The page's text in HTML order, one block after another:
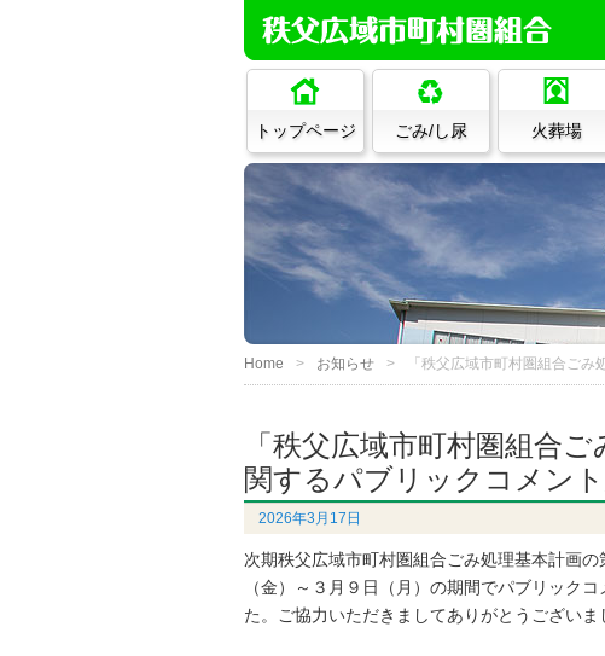
トップページ ごみ/し尿 火葬場
Home お知らせ 「秩父広域市町村圏組合ご
「秩父広域市町村圏組合
関するパブリックコメン
2026年3月17日
次期秩父広域市町村圏組合ごみ処理基本計画
（金）～３月９日（月）の期間でパブリック
た。ご協力いただきましてありがとうござい